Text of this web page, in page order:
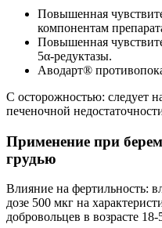
Повышенная
компонентам
Повышенная
5α-редуктазы.
Аводарт®
С осторожностью: следует
печеночной
Применение при
грудью
Влияние на фертильность:
дозе 500 мкг на
добровольцев в возрасте